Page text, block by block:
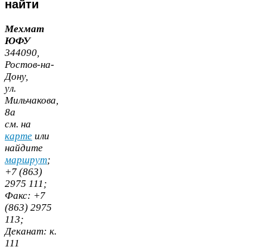
найти
Мехмат
ЮФУ
344090,
Ростов-​на-​
Дону,
ул.
Мильчакова,
8а
cм. на
карте или
найдите
маршрут;
+7 (863)
2975 111;
Факс: +7
(863) 2975
113;
Деканат: к.
111